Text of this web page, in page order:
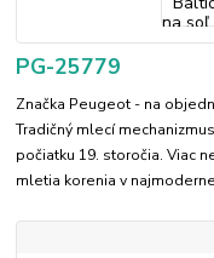
PG-25779
Značka Peugeot - na
Tradičný mlecí
počiatku 19. storočia. Viac
mletia korenia v